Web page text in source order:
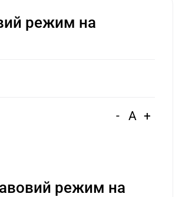
режим на
- A +
режим на